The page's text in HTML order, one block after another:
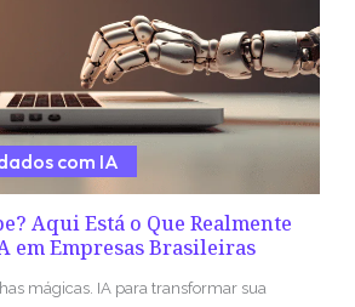
Aqui Está o Que Realmente
em Empresas Brasileiras
com IA
mágicas. IA para transformar sua